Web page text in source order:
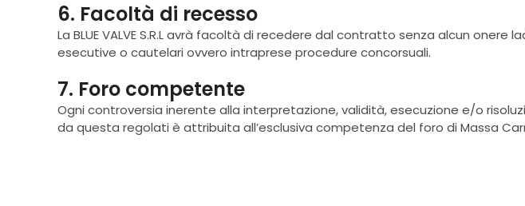
6. Facoltà di recesso
La BLUE VALVE S.R.L avrà facoltà di recedere dal contratto senza alcun
esecutive o cautelari ovvero intraprese procedure concorsuali.
7. Foro competente
Ogni controversia inerente alla interpretazione, validità, esecuzione e/o
da questa regolati è attribuita all’esclusiva competenza del foro di Massa